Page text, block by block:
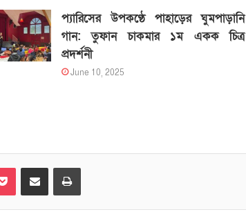
প্যারিসের উপকণ্ঠে পাহাড়ের ঘুমপাড়ানি
গান: তুফান চাকমার ১ম একক চিত্র
প্রদর্শনী
June 10, 2025